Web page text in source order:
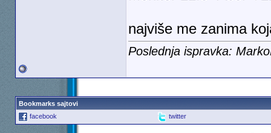
najviše me zanima
Poslednja ispravka:
Bookmarks sajtovi
facebook
twitter